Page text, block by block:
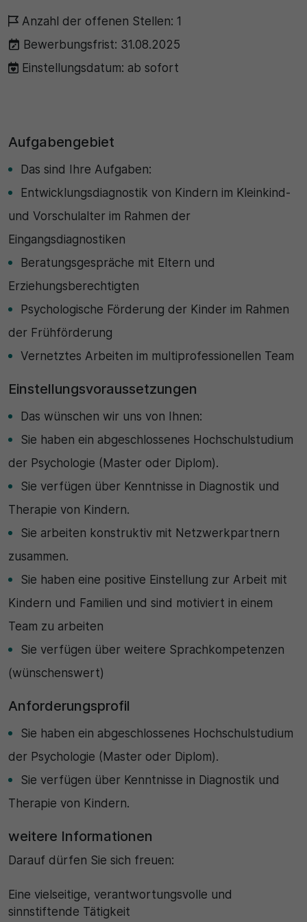
Anzahl der offenen Stellen: 1
Bewerbungsfrist: 31.08.2025
Einstellungsdatum: ab sofort
Aufgabengebiet
Das sind Ihre Aufgaben:
Entwicklungsdiagnostik von Kindern im Kleinkind-
und Vorschulalter im Rahmen der
Eingangsdiagnostiken
Beratungsgespräche mit Eltern und
Erziehungsberechtigten
Psychologische Förderung der Kinder im Rahmen
der Frühförderung
Vernetztes Arbeiten im multiprofessionellen Team
Einstellungsvoraussetzungen
Das wünschen wir uns von Ihnen:
Sie haben ein abgeschlossenes Hochschulstudium
der Psychologie (Master oder Diplom).
Sie verfügen über Kenntnisse in Diagnostik und
Therapie von Kindern.
Sie arbeiten konstruktiv mit Netzwerkpartnern
zusammen.
Sie haben eine positive Einstellung zur Arbeit mit
Kindern und Familien und sind motiviert in einem
Team zu arbeiten
Sie verfügen über weitere Sprachkompetenzen
(wünschenswert)
Anforderungsprofil
Sie haben ein abgeschlossenes Hochschulstudium
der Psychologie (Master oder Diplom).
Sie verfügen über Kenntnisse in Diagnostik und
Therapie von Kindern.
weitere Informationen
Darauf dürfen Sie sich freuen:
Eine vielseitige, verantwortungsvolle und
sinnstiftende Tätigkeit
30 Minuten